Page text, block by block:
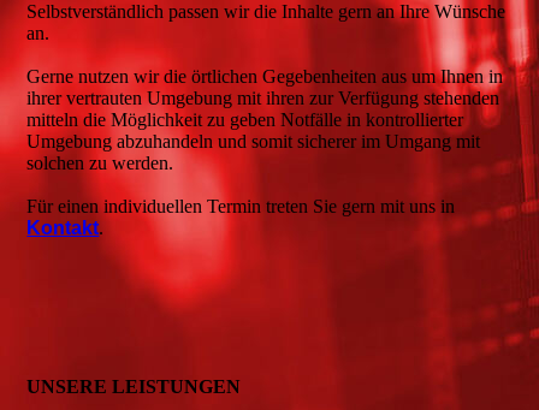
Selbstverständlich passen wir die Inhalte gern an Ihre Wünsche
an.
Gerne nutzen wir die örtlichen Gegebenheiten aus um Ihnen in
ihrer vertrauten Umgebung mit ihren zur Verfügung stehenden
mitteln die Möglichkeit zu geben Notfälle in kontrollierter
Umgebung abzuhandeln und somit sicherer im Umgang mit
solchen zu werden.
Für einen individuellen Termin treten Sie gern mit uns in
Kontakt.
UNSERE LEISTUNGEN